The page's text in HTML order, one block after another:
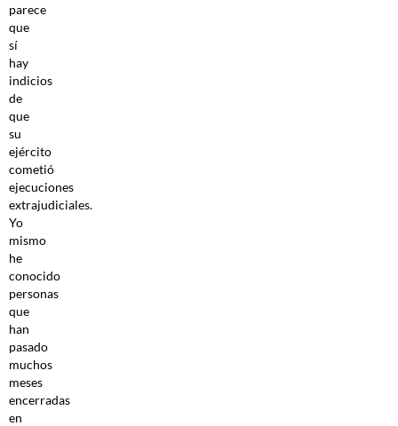
parece
que
sí
hay
indicios
de
que
su
ejército
cometió
ejecuciones
extrajudiciales.
Yo
mismo
he
conocido
personas
que
han
pasado
muchos
meses
encerradas
en